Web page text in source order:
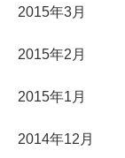
2015年3月
2015年2月
2015年1月
2014年12月